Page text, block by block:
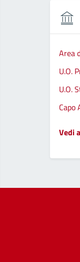
Area
U.O.
U.O.
Vedi